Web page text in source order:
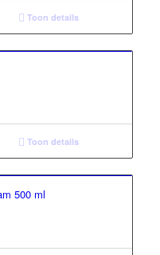
Toon details
Toon details
500 ml